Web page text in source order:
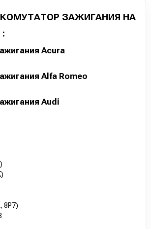
ЗАЖИГАНИЯ НА
Acura
Alfa Romeo
Audi
8P7)